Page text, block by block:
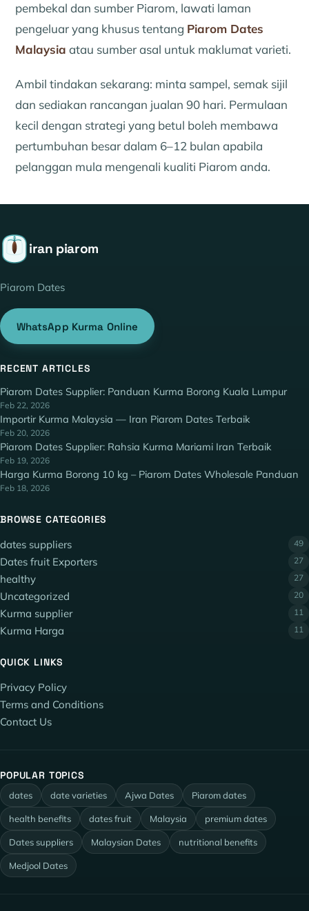
pembekal dan sumber Piarom, lawati laman
pengeluar yang khusus tentang Piarom Dates
Malaysia atau sumber asal untuk maklumat varieti.
Ambil tindakan sekarang: minta sampel, semak sijil
dan sediakan rancangan jualan 90 hari. Permulaan
kecil dengan strategi yang betul boleh membawa
pertumbuhan besar dalam 6–12 bulan apabila
pelanggan mula mengenali kualiti Piarom anda.
iran piarom
Piarom Dates
WhatsApp Kurma Online
RECENT ARTICLES
Piarom Dates Supplier: Panduan Kurma Borong Kuala Lumpur
Feb 22, 2026
Importir Kurma Malaysia — Iran Piarom Dates Terbaik
Feb 20, 2026
Piarom Dates Supplier: Rahsia Kurma Mariami Iran Terbaik
Feb 19, 2026
Harga Kurma Borong 10 kg – Piarom Dates Wholesale Panduan
Feb 18, 2026
BROWSE CATEGORIES
dates suppliers 49
Dates fruit Exporters 27
healthy 27
Uncategorized 20
Kurma supplier 11
Kurma Harga 11
QUICK LINKS
Privacy Policy
Terms and Conditions
Contact Us
POPULAR TOPICS
dates date varieties Ajwa Dates Piarom dates
health benefits dates fruit Malaysia premium dates
Dates suppliers Malaysian Dates nutritional benefits
Medjool Dates